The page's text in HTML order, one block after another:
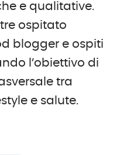
e qualitative.
ospitato
blogger e ospiti
l’obiettivo di
tra
e salute.